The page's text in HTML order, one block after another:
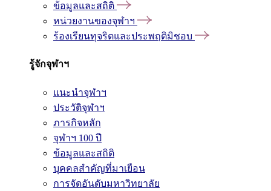
ข้อมูลและสถิติ
หน่วยงานของจุฬาฯ
ร้องเรียนทุจริตและประพฤติมิชอบ
รู้จักจุฬาฯ
แนะนำจุฬาฯ
ประวัติจุฬาฯ
ภารกิจหลัก
จุฬาฯ 100 ปี
ข้อมูลและสถิติ
บุคคลสำคัญที่มาเยือน
การจัดอันดับมหาวิทยาลัย